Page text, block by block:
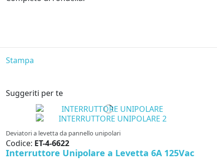
Stampa
Suggeriti per te
Deviatori a levetta da pannello unipolari
Codice: ET-4-6622
Interruttore Unipolare a Levetta 6A 125Vac